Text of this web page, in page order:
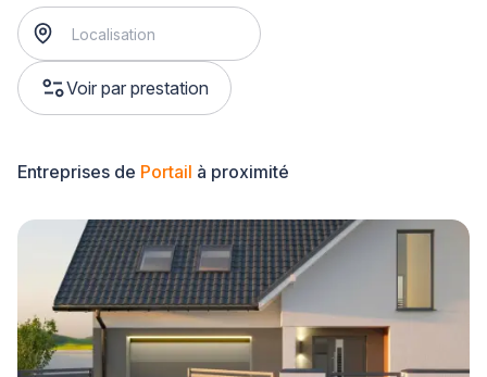
Voir par prestation
Entreprises de Portail à proximité